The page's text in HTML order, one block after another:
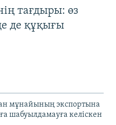
тағдыры: өз
де құқығы
мұнайының экспортына
шабуылдамауға келіскен